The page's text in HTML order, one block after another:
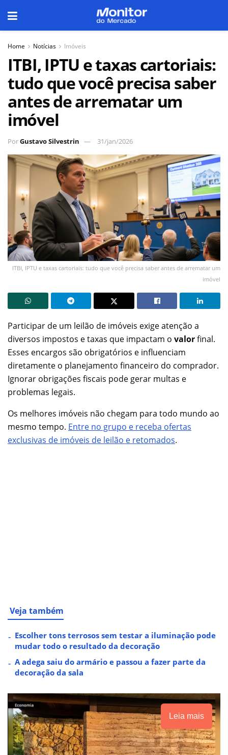
Home Notícias Imóveis
ITBI, IPTU e taxas cartoriais:
tudo que você precisa saber
antes de arrematar um
imóvel
PorGustavo Silvestrin 31/jan/2026
ITBI, IPTU e taxas cartoriais: tudo que você precisa saber antes de arrematar um
imóvel
Participar de um leilão de imóveis exige atenção a
diversos impostos e taxas que impactam o valorfinal.
Esses encargos são obrigatórios e influenciam
diretamente o planejamento financeiro do comprador.
Ignorar obrigações fiscais pode gerar multas e
problemas legais.
Os melhores imóveis não chegam para todo mundo ao
mesmo tempo. Entre no grupo e receba ofertas
exclusivas de imóveis de leilão e retomados.
Veja também
Escolher tons terrosos sem testar a iluminação pode
mudar todo o resultado da decoração
A adega saiu do armário e passou a fazer parte da
decoração da sala
Leia mais